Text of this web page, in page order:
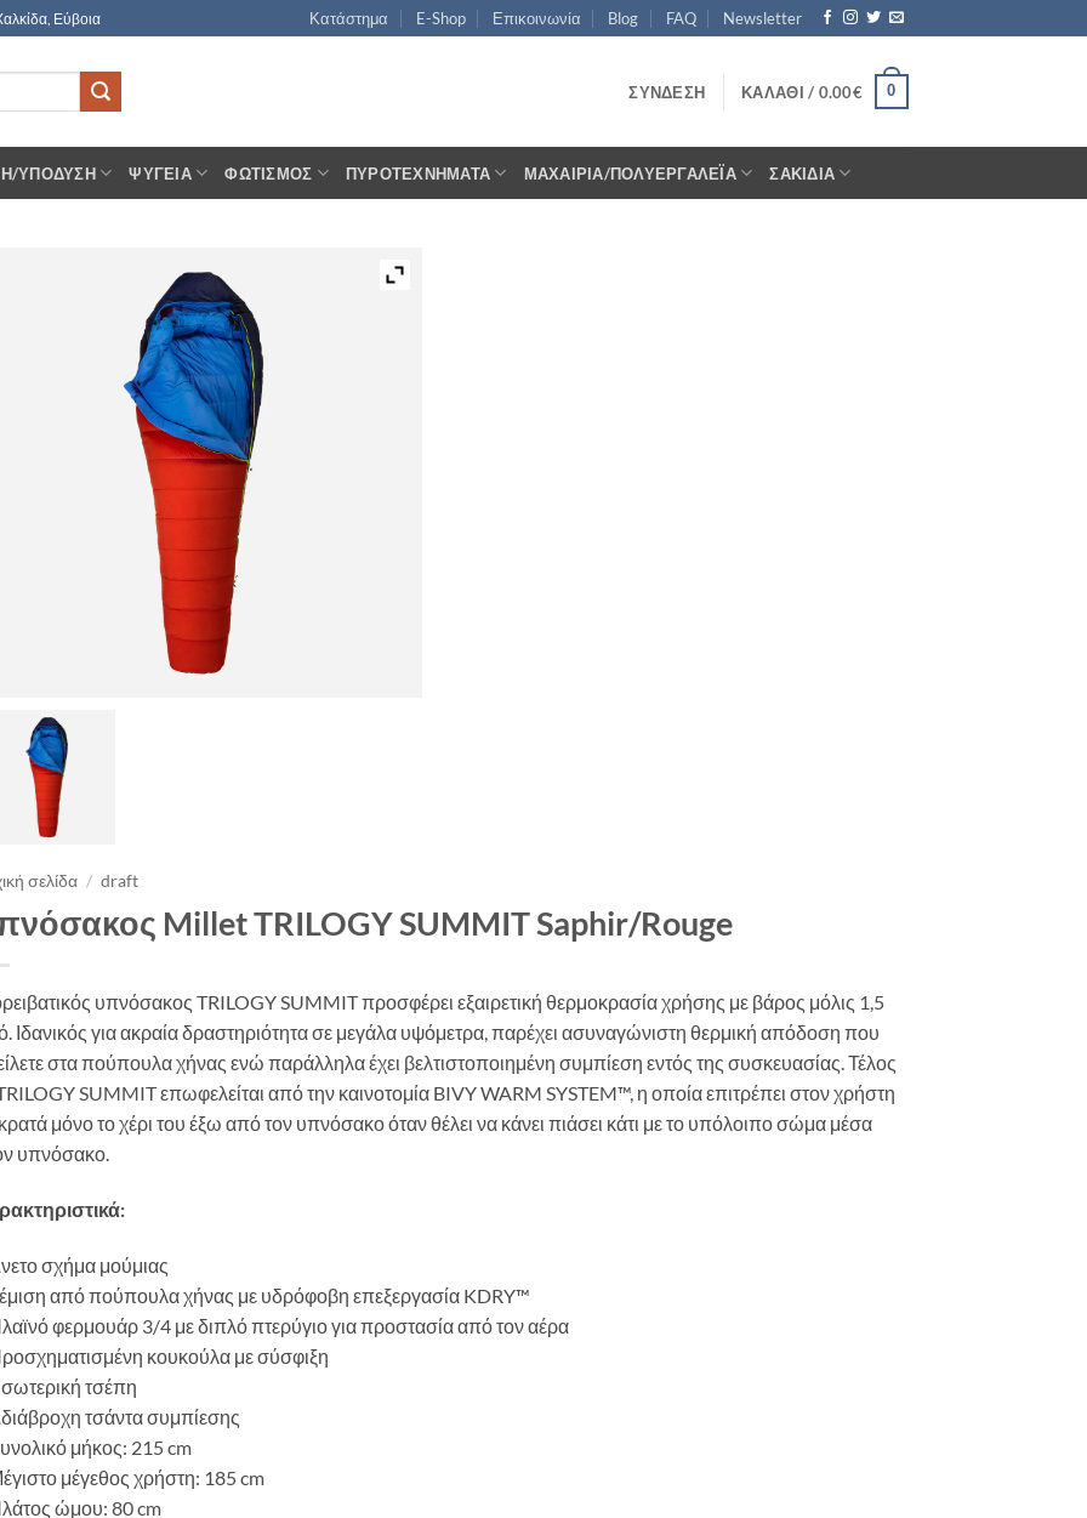
Εύβοια Κατάστημα E-Shop Επικοινωνία Blog FAQ Newsletter
ΣΎΝΔΕΣΗ ΚΑΛΆΘΙ / 0.00€ 0
ΥΠΌΔΥΣΗ ΨΥΓΕΊΑ ΦΩΤΙΣΜΌΣ ΠΥΡΟΤΕΧΝΉΜΑΤΑ ΜΑΧΑΊΡΙΑ/ΠΟΛΥΕΡΓΑΛΈΙΑ ΣΑΚΊΔΙΑ
σελίδα / draft
Millet TRILOGY SUMMIT Saphir/Rouge
υπνόσακος TRILOGY SUMMIT προσφέρει εξαιρετική θερμοκρασία χρήσης με βάρος μόλις 1,5
Ιδανικός για ακραία δραστηριότητα σε μεγάλα υψόμετρα, παρέχει ασυναγώνιστη θερμική απόδοση που
στα πούπουλα χήνας ενώ παράλληλα έχει βελτιστοποιημένη συμπίεση εντός της συσκευασίας. Τέλος
SUMMIT επωφελείται από την καινοτομία BIVY WARM SYSTEM™, η οποία επιτρέπει στον χρήστη
μόνο το χέρι του έξω από τον υπνόσακο όταν θέλει να κάνει πιάσει κάτι με το υπόλοιπο σώμα μέσα
υπνόσακο.
σχήμα μούμιας
από πούπουλα χήνας με υδρόφοβη επεξεργασία KDRY™
φερμουάρ 3/4 με διπλό πτερύγιο για προστασία από τον αέρα
κουκούλα με σύσφιξη
τσέπη
τσάντα συμπίεσης
μήκος: 215 cm
μέγεθος χρήστη: 185 cm
ώμου: 80 cm